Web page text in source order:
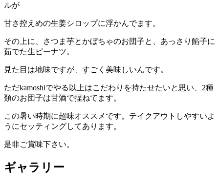
ルが
甘さ控えめの生姜シロップに浮かんでます。
その上に、さつま芋とかぼちゃのお団子と、あっさり餡子に
茹でた生ピーナツ。
見た目は地味ですが、すごく美味しいんです。
ただkamoshiでやる以上はこだわりを持たせたいと思い、2種
類のお団子は甘酒で捏ねてます。
この暑い時期に超味オススメです。テイクアウトしやすいよ
うにセッティングしてあります。
是非ご賞味下さい。
ギャラリー